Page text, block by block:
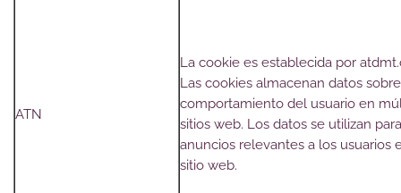
ATN
La cookie es establecida por
Las cookies almacenan datos
comportamiento del usuario en
sitios web. Los datos se utilizan
anuncios relevantes a los usuarios
sitio web.